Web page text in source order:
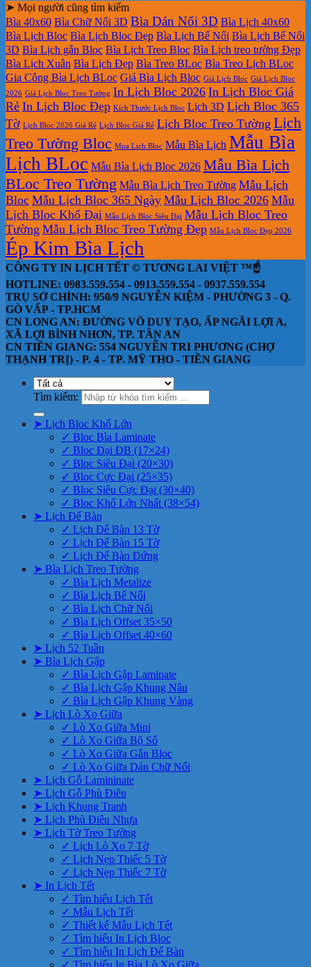
➤ Mọi người cũng tìm kiếm
Bìa 40x60 Bìa Chữ Nổi 3D Bìa Dán Nổi 3D Bìa Lịch 40x60
Bìa Lịch Bloc Bìa Lịch Bloc Đẹp Bìa Lịch Bế Nổi Bìa Lịch Bế Nổi
3D Bìa Lịch gắn Bloc Bìa Lịch Treo Bloc Bìa Lịch treo tường Đẹp
Bìa Lịch Xuân Bìa Lịch Đẹp Bìa Treo BLoc Bìa Treo Lịch BLoc
Gia Công Bìa Lịch BLoc Giá Bìa Lịch Bloc Giá Lịch Bloc Giá Lịch Bloc
2026 Giá Lịch Bloc Treo Tường In Lịch Bloc 2026 In Lịch Bloc Giá
Rẻ In Lịch Bloc Đẹp Kích Thước Lịch Bloc Lịch 3D Lịch Bloc 365
Tờ Lịch Bloc 2026 Giá Rẻ Lịch Bloc Giá Rẻ Lịch Bloc Treo Tường Lịch
Treo Tường Bloc Mua Lich Bloc Mẫu Bìa Lịch Mẫu Bìa
Lịch BLoc Mẫu Bìa Lịch Bloc 2026 Mẫu Bìa Lịch
BLoc Treo Tường Mẫu Bìa Lịch Treo Tường Mẫu Lịch
Bloc Mẫu Lịch Bloc 365 Ngày Mẫu Lịch Bloc 2026 Mẫu
Lịch Bloc Khổ Đại Mẫu Lịch Bloc Siêu Đại Mẫu Lịch Bloc Treo
Tường Mẫu Lịch Bloc Treo Tường Đẹp Mẫu Lịch Bloc Đẹp 2026
Ép Kim Bìa Lịch
CÔNG TY IN LỊCH TẾT © TƯƠNG LAI VIỆT ™☝️
HOTLINE: 0983.559.554 - 0913.559.554 - 0937.559.554
TRỤ SỞ CHÍNH: 950/9 NGUYỄN KIỆM - PHƯỜNG 3 - Q.
GÒ VẤP - TP.HCM
CN LONG AN: ĐƯỜNG VÕ DUY TẠO, ẤP NGÃI LỢI A,
XÃ LỢI BÌNH NHƠN, TP. TÂN AN
CN TIỀN GIANG: 554 NGUYỄN TRI PHƯƠNG (CHỢ
THẠNH TRỊ) - P. 4 - TP. MỸ THO - TIỀN GIANG
Tìm kiếm:
➤ Lịch Bloc Khổ Lớn
✓ Bloc Bìa Laminate
✓ Bloc Đại ĐB (17×24)
✓ Bloc Siêu Đại (20×30)
✓ Bloc Cực Đại (25×35)
✓ Bloc Siêu Cực Đại (30×40)
✓ Bloc Khổ Lớn Nhất (38×54)
➤ Lịch Để Bàn
✓ Lịch Để Bàn 13 Tờ
✓ Lịch Để Bàn 15 Tờ
✓ Lịch Để Bàn Đứng
➤ Bìa Lịch Treo Tường
✓ Bìa Lịch Metalize
✓ Bìa Lịch Bế Nổi
✓ Bìa Lịch Chữ Nổi
✓ Bìa Lịch Offset 35×50
✓ Bìa Lịch Offset 40×60
➤ Lịch 52 Tuần
➤ Bìa Lịch Gập
✓ Bìa Lịch Gập Laminate
✓ Bìa Lịch Gập Khung Nâu
✓ Bìa Lịch Gập Khung Vàng
➤ Lịch Lò Xo Giữa
✓ Lò Xo Giữa Mini
✓ Lò Xo Giữa Bộ Số
✓ Lò Xo Giữa Gắn Bloc
✓ Lò Xo Giữa Dán Chữ Nổi
➤ Lịch Gỗ Lamininate
➤ Lịch Gỗ Phù Điêu
➤ Lịch Khung Tranh
➤ Lịch Phù Điêu Nhựa
➤ Lịch Tờ Treo Tường
✓ Lịch Lò Xo 7 Tờ
✓ Lịch Nẹp Thiếc 5 Tờ
✓ Lịch Nẹp Thiếc 7 Tờ
➤ In Lịch Tết
✓ Tìm hiểu Lịch Tết
✓ Mẫu Lịch Tết
✓ Thiết kế Mẫu Lịch Tết
✓ Tìm hiểu In Lịch Bloc
✓ Tìm hiểu In Lịch Để Bàn
✓ Tìm hiểu In Bìa Lò Xo Giữa